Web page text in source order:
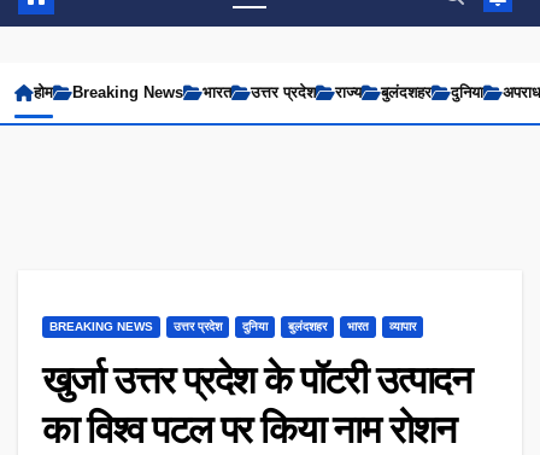
होम Breaking News भारत उत्तर प्रदेश राज्य बुलंदशहर दुनिया अपराध
BREAKING NEWS उत्तर प्रदेश दुनिया बुलंदशहर भारत व्यापार
खुर्जा उत्तर प्रदेश के पॉटरी उत्पादन
का विश्व पटल पर किया नाम रोशन